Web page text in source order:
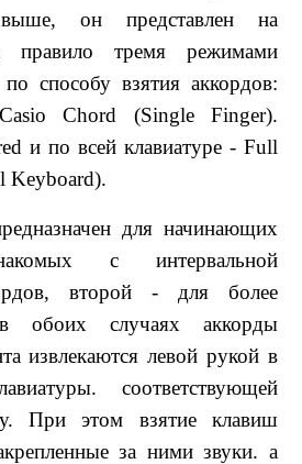
он представлен на
правило тремя режимами
способу взятия аккордов:
Chord (Single Finger).
и по всей клавиатуре - Full
Keyboard).
для начинающих
с интервальной
второй - для более
случаях аккорды
извлекаются левой рукой в
соответствующей
При этом взятие клавиш
за ними звуки. а